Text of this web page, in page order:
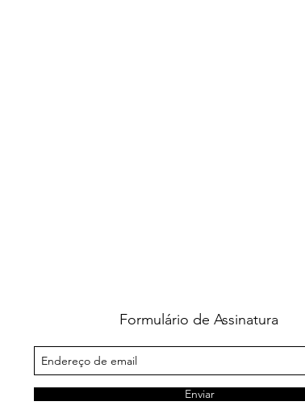
Formulário de Assinatura
Enviar